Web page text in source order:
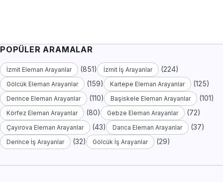
POPÜLER ARAMALAR
İzmit Eleman Arayanlar (851) İzmit İş Arayanlar (224)
Gölcük Eleman Arayanlar (159) Kartepe Eleman Arayanlar (125)
Derince Eleman Arayanlar (110) Başiskele Eleman Arayanlar (101)
Körfez Eleman Arayanlar (80) Gebze Eleman Arayanlar (72)
Çayırova Eleman Arayanlar (43) Darıca Eleman Arayanlar (37)
Derince İş Arayanlar (32) Gölcük İş Arayanlar (29)